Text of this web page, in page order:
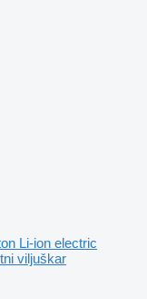
Li-ion electric
viljuškar